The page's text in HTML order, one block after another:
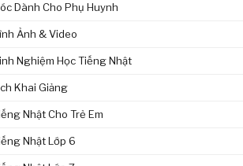
Dành Cho Phụ Huynh
Ảnh & Video
Nghiệm Học Tiếng Nhật
Khai Giảng
Nhật Cho Trẻ Em
Nhật Lớp 6